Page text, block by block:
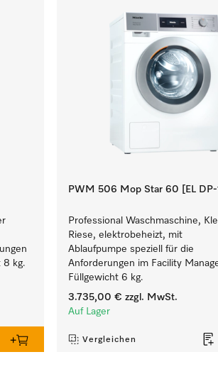
8 kg.
PWM 506 Mop Star 60 [EL DP-
Professional Waschmaschine,
Riese, elektrobeheizt, mit
Ablaufpumpe speziell für die
Anforderungen im Facility
Füllgewicht 6 kg.
3.735,00 € zzgl. MwSt.
Auf Lager
Vergleichen